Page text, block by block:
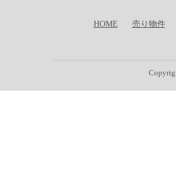
HOME 売り物件